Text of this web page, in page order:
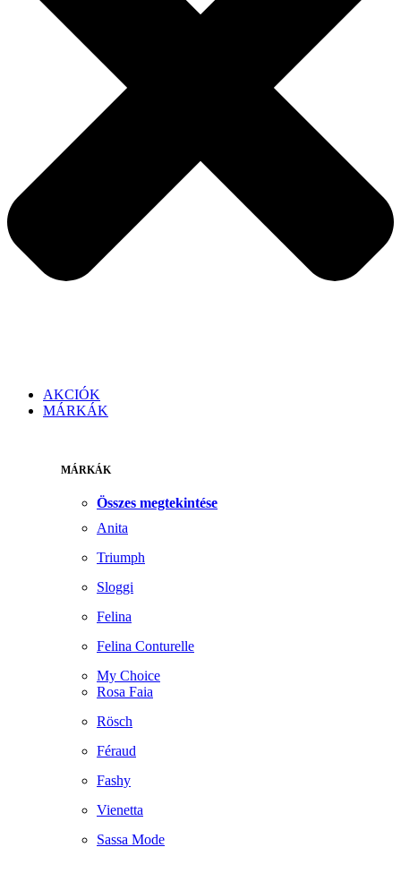
AKCIÓK
MÁRKÁK
MÁRKÁK
Összes megtekintése
Anita
Triumph
Sloggi
Felina
Felina Conturelle
My Choice
Rosa Faia
Rösch
Féraud
Fashy
Vienetta
Sassa Mode